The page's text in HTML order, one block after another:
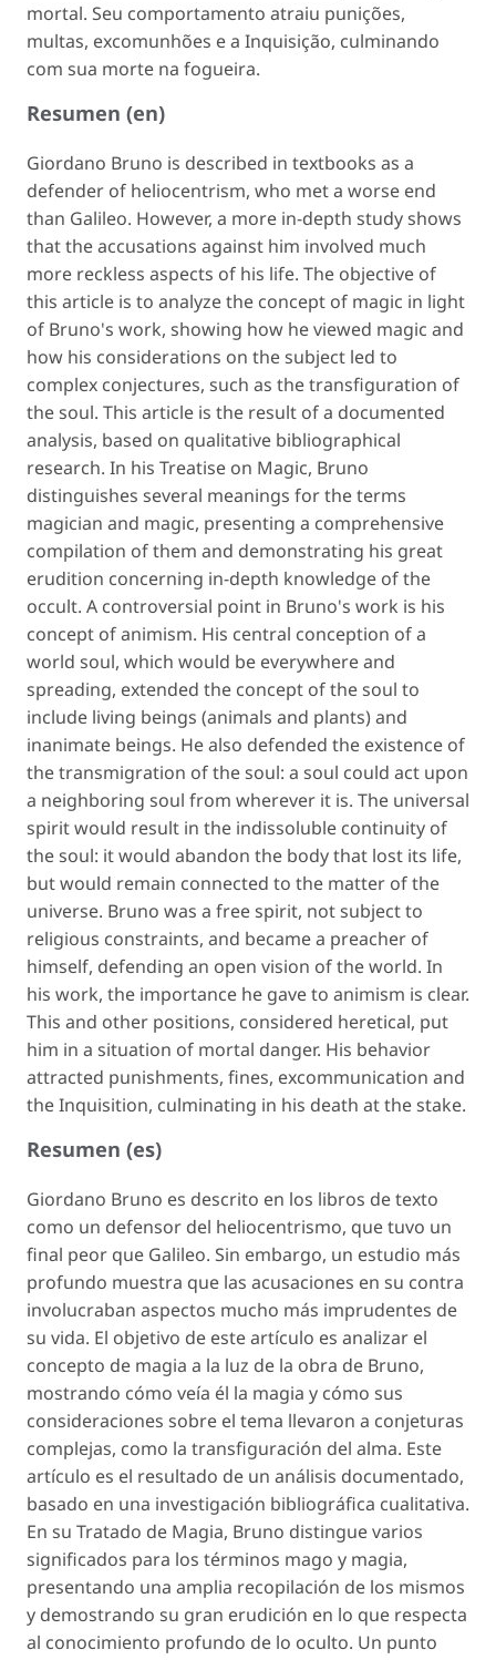
mortal. Seu comportamento atraiu punições,
multas, excomunhões e a Inquisição, culminando
com sua morte na fogueira.
Resumen (en)
Giordano Bruno is described in textbooks as a
defender of heliocentrism, who met a worse end
than Galileo. However, a more in-depth study shows
that the accusations against him involved much
more reckless aspects of his life. The objective of
this article is to analyze the concept of magic in light
of Bruno's work, showing how he viewed magic and
how his considerations on the subject led to
complex conjectures, such as the transfiguration of
the soul. This article is the result of a documented
analysis, based on qualitative bibliographical
research. In his Treatise on Magic, Bruno
distinguishes several meanings for the terms
magician and magic, presenting a comprehensive
compilation of them and demonstrating his great
erudition concerning in-depth knowledge of the
occult. A controversial point in Bruno's work is his
concept of animism. His central conception of a
world soul, which would be everywhere and
spreading, extended the concept of the soul to
include living beings (animals and plants) and
inanimate beings. He also defended the existence of
the transmigration of the soul: a soul could act upon
a neighboring soul from wherever it is. The universal
spirit would result in the indissoluble continuity of
the soul: it would abandon the body that lost its life,
but would remain connected to the matter of the
universe. Bruno was a free spirit, not subject to
religious constraints, and became a preacher of
himself, defending an open vision of the world. In
his work, the importance he gave to animism is clear.
This and other positions, considered heretical, put
him in a situation of mortal danger. His behavior
attracted punishments, fines, excommunication and
the Inquisition, culminating in his death at the stake.
Resumen (es)
Giordano Bruno es descrito en los libros de texto
como un defensor del heliocentrismo, que tuvo un
final peor que Galileo. Sin embargo, un estudio más
profundo muestra que las acusaciones en su contra
involucraban aspectos mucho más imprudentes de
su vida. El objetivo de este artículo es analizar el
concepto de magia a la luz de la obra de Bruno,
mostrando cómo veía él la magia y cómo sus
consideraciones sobre el tema llevaron a conjeturas
complejas, como la transfiguración del alma. Este
artículo es el resultado de un análisis documentado,
basado en una investigación bibliográfica cualitativa.
En su Tratado de Magia, Bruno distingue varios
significados para los términos mago y magia,
presentando una amplia recopilación de los mismos
y demostrando su gran erudición en lo que respecta
al conocimiento profundo de lo oculto. Un punto